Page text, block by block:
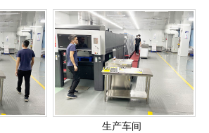
生产车间